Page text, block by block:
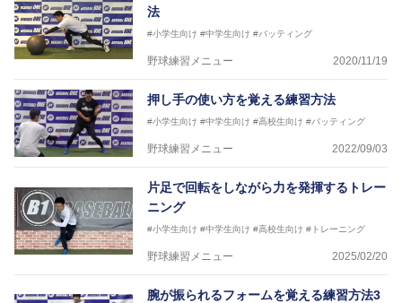
法
#小学生向け #中学生向け #バッティング
野球練習メニュー 2020/11/19
押し手の使い方を覚える練習方法
#小学生向け #中学生向け #高校生向け #バッティング
野球練習メニュー 2022/09/03
片足で回転をしながら力を発揮するトレー
ニング
#小学生向け #中学生向け #高校生向け #トレーニング
野球練習メニュー 2025/02/20
腕が振られるフォームを覚える練習方法3